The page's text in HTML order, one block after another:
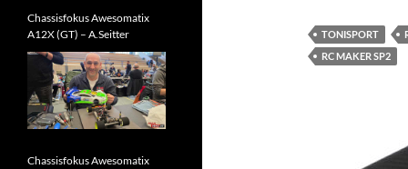
TONISPORT
RC MAKER SP2
Chassisfokus Awesomatix
A12X (GT) – A.Seitter
Chassisfokus Awesomatix